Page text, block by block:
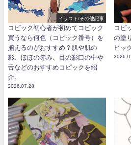
イラスト/その他記事
コピック初心者が初めてコピック
買うなら何色（コピック番号）を
揃えるのがおすすめ？肌や肌の
影、ほほの赤み、目の影口の中や
舌などのおすすめコピックを紹
介。
2026.07.28
コピ
の塗
ピッ